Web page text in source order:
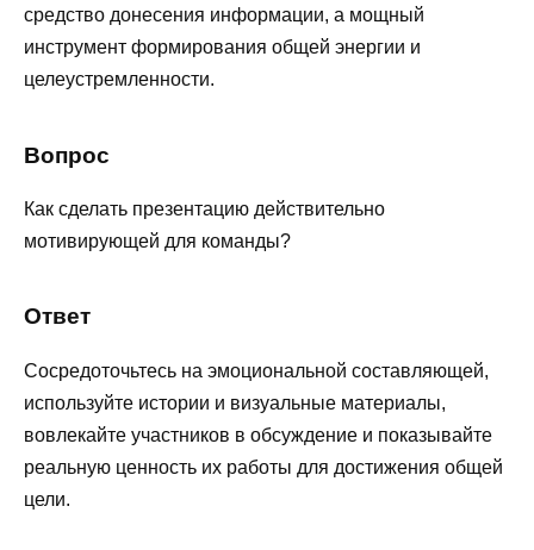
средство донесения информации, а мощный
инструмент формирования общей энергии и
целеустремленности.
Вопрос
Как сделать презентацию действительно
мотивирующей для команды?
Ответ
Сосредоточьтесь на эмоциональной составляющей,
используйте истории и визуальные материалы,
вовлекайте участников в обсуждение и показывайте
реальную ценность их работы для достижения общей
цели.